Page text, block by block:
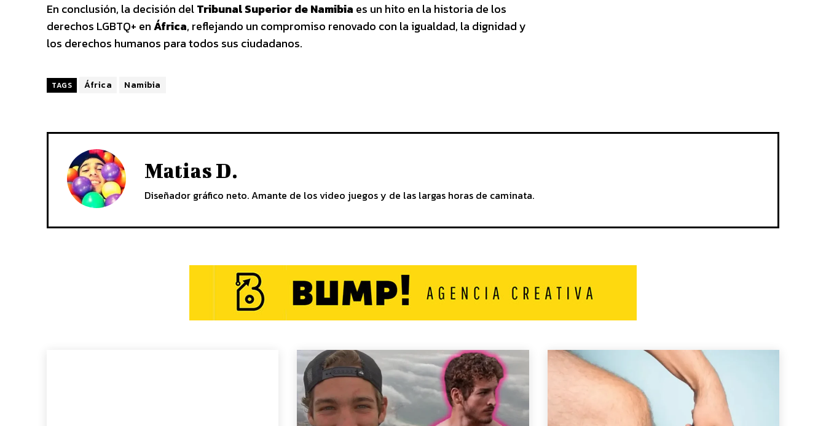
En conclusión, la decisión delTribunal Superior de Namibia es un hito en la historia de los
derechos LGBTQ+ enÁfrica, reflejando un compromiso renovado con la igualdad, la dignidad y
los derechos humanos para todos sus ciudadanos.
TAGS África Namibia
Matias D.
Diseñador gráfico neto. Amante de los video juegos y de las largas horas de caminata.